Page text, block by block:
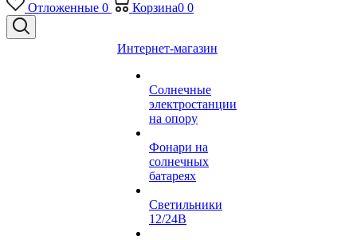
Отложенные 0 Корзина0 0
Интернет-магазин
Солнечные
электростанции
на опору
Фонари на
солнечных
батареях
Светильники
12/24В